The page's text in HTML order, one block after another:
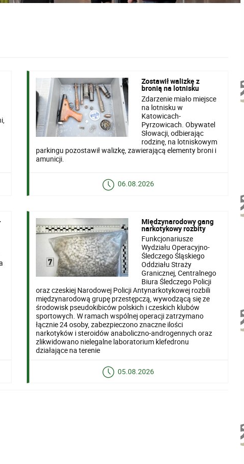
Zostawił walizkę z
bronią na lotnisku
Zdarzenie miało miejsce
na lotnisku w
Katowicach-
Pyrzowicach. Obywatel
Słowacji, odbierając
rodzinę, na lotniskowym
parkingu pozostawił walizkę, zawierającą elementy broni i
amunicji.
06.08.2026
Międzynarodowy gang
narkotykowy rozbity
Funkcjonariusze
Wydziału Operacyjno-
Śledczego Śląskiego
Oddziału Straży
Granicznej, Centralnego
Biura Śledczego Policji
oraz czeskiej Narodowej Policji Antynarkotykowej rozbili
międzynarodową grupę przestępczą, wywodzącą się ze
środowisk pseudokibiców polskich i czeskich klubów
sportowych. W ramach wspólnej operacji zatrzymano
łącznie 24 osoby, zabezpieczono znaczne ilości
narkotyków i steroidów anaboliczno-androgennych oraz
zlikwidowano nielegalne laboratorium klefedronu
działające na terenie
05.08.2026